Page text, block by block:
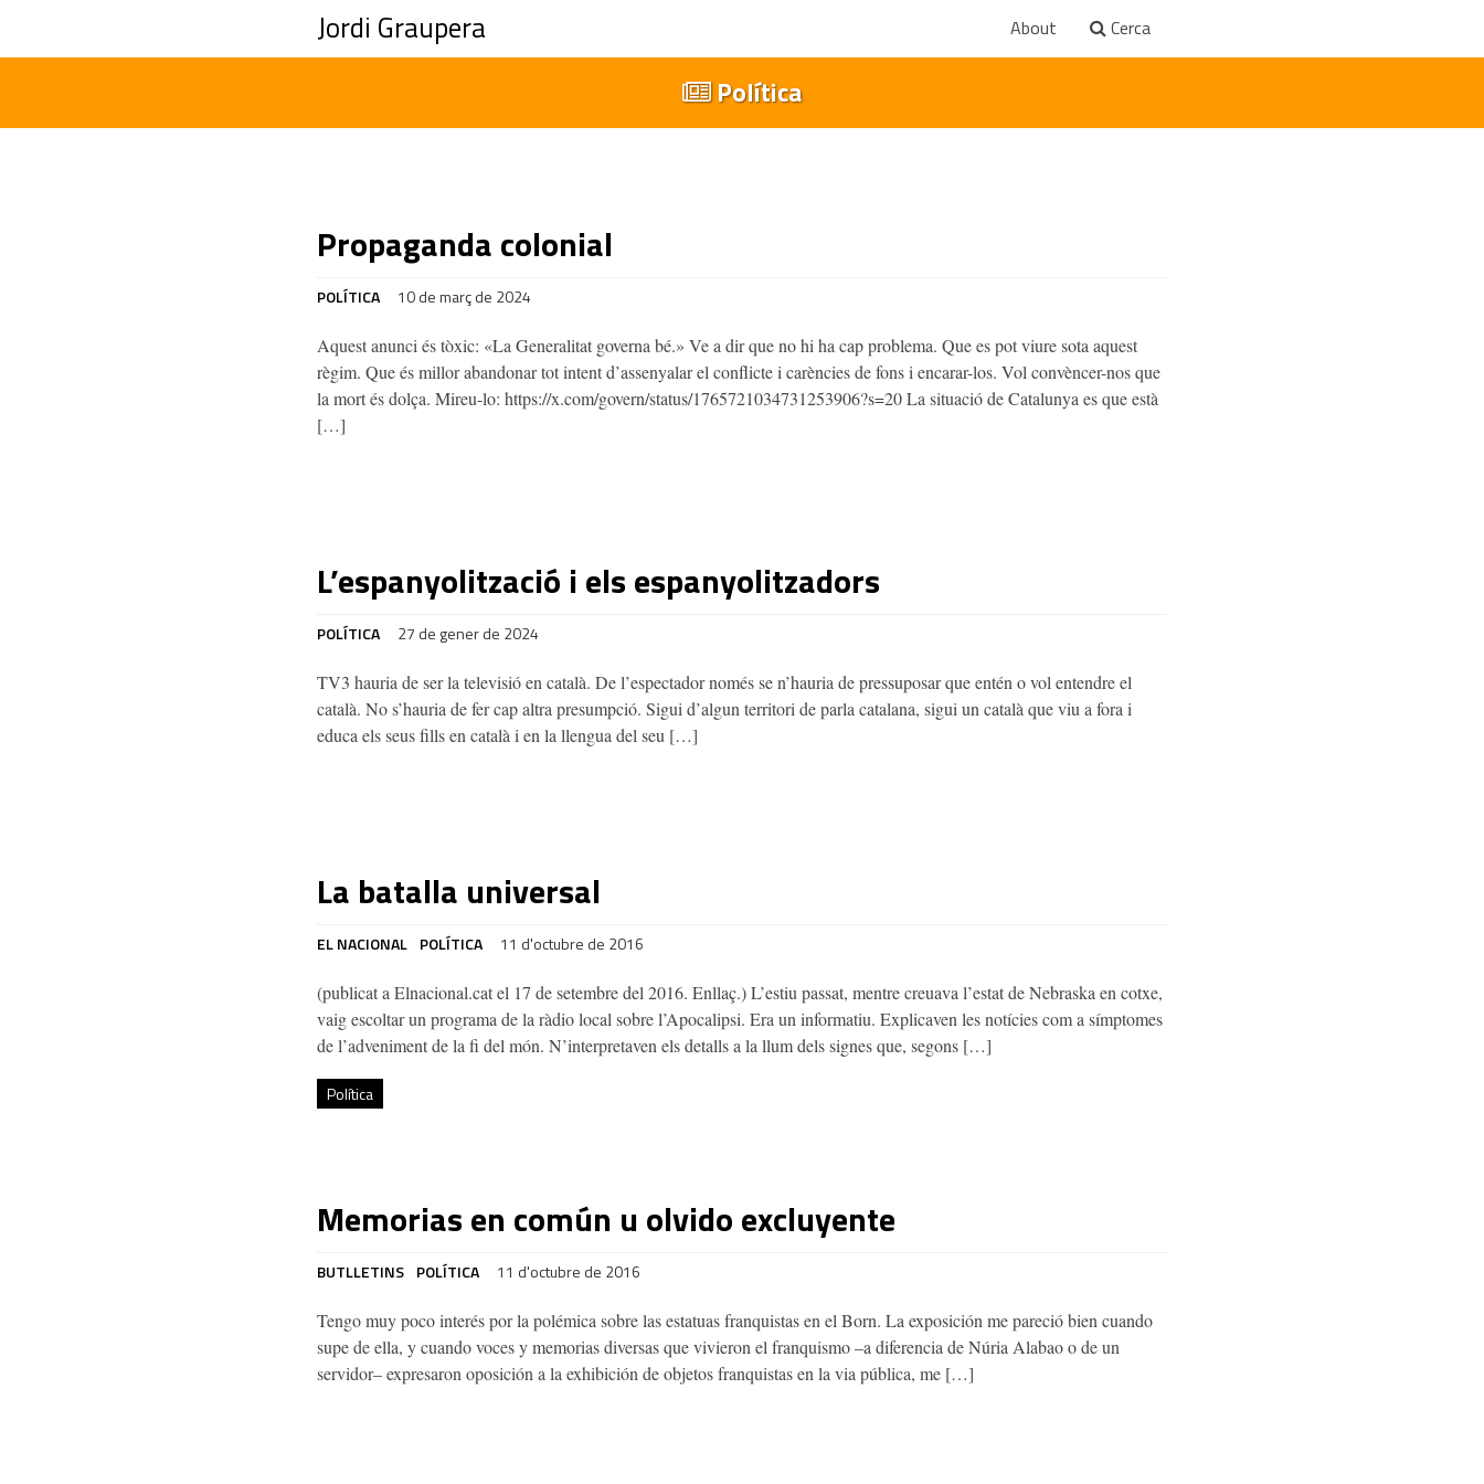
Jordi Graupera About Cerca
Política
Propaganda colonial
POLÍTICA 10 de març de 2024
Aquest anunci és tòxic: «La Generalitat governa bé.» Ve a dir que no hi ha cap problema. Que es pot viure sota aquest
règim. Que és millor abandonar tot intent d’assenyalar el conflicte i carències de fons i encarar-los. Vol convèncer-nos que
la mort és dolça. Mireu-lo: https://x.com/govern/status/1765721034731253906?s=20 La situació de Catalunya es que està
[…]
L’espanyolització i els espanyolitzadors
POLÍTICA 27 de gener de 2024
TV3 hauria de ser la televisió en català. De l’espectador només se n’hauria de pressuposar que entén o vol entendre el
català. No s’hauria de fer cap altra presumpció. Sigui d’algun territori de parla catalana, sigui un català que viu a fora i
educa els seus fills en català i en la llengua del seu […]
La batalla universal
EL NACIONAL POLÍTICA 11 d'octubre de 2016
(publicat a Elnacional.cat el 17 de setembre del 2016. Enllaç.) L’estiu passat, mentre creuava l’estat de Nebraska en cotxe,
vaig escoltar un programa de la ràdio local sobre l’Apocalipsi. Era un informatiu. Explicaven les notícies com a símptomes
de l’adveniment de la fi del món. N’interpretaven els detalls a la llum dels signes que, segons […]
Política
Memorias en común u olvido excluyente
BUTLLETINS POLÍTICA 11 d'octubre de 2016
Tengo muy poco interés por la polémica sobre las estatuas franquistas en el Born. La exposición me pareció bien cuando
supe de ella, y cuando voces y memorias diversas que vivieron el franquismo –a diferencia de Núria Alabao o de un
servidor– expresaron oposición a la exhibición de objetos franquistas en la via pública, me […]